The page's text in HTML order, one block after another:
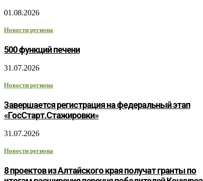
01.08.2026
Новости региона
500 функций печени
31.07.2026
Новости региона
Завершается регистрация на федеральный этап
«ГосСтарт.Стажировки»
31.07.2026
Новости региона
8 проектов из Алтайского края получат гранты по